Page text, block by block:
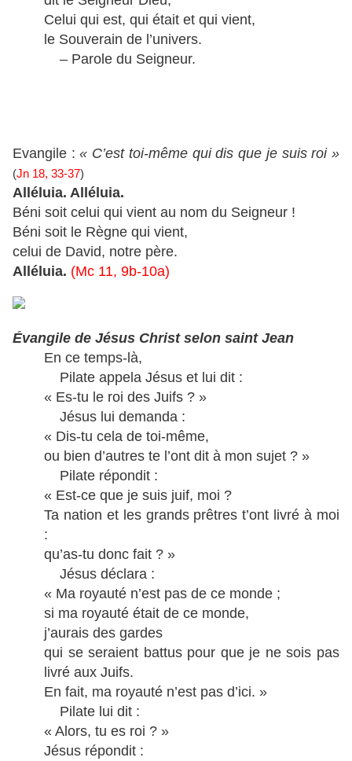
Celui qui est, qui était et qui vient,
le Souverain de l’univers.
– Parole du Seigneur.
Evangile :« C’est toi-même qui dis que je suis roi »
(Jn 18, 33-37)
Alléluia. Alléluia.
Béni soit celui qui vient au nom du Seigneur !
Béni soit le Règne qui vient,
celui de David, notre père.
Alléluia. (Mc 11, 9b-10a)
Évangile de Jésus Christ selon saint Jean
En ce temps-là,
Pilate appela Jésus et lui dit :
« Es-tu le roi des Juifs ? »
Jésus lui demanda :
« Dis-tu cela de toi-même,
ou bien d’autres te l’ont dit à mon sujet ? »
Pilate répondit :
« Est-ce que je suis juif, moi ?
Ta nation et les grands prêtres t’ont livré à moi
:
qu’as-tu donc fait ? »
Jésus déclara :
« Ma royauté n’est pas de ce monde ;
si ma royauté était de ce monde,
j’aurais des gardes
qui se seraient battus pour que je ne sois pas
livré aux Juifs.
En fait, ma royauté n’est pas d’ici. »
Pilate lui dit :
« Alors, tu es roi ? »
Jésus répondit :